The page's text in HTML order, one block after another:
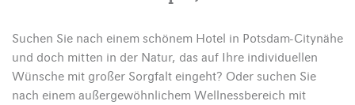
Suchen Sie nach einem schönem Hotel in Potsdam-Citynähe
und doch mitten in der Natur, das auf Ihre individuellen
Wünsche mit großer Sorgfalt eingeht? Oder suchen Sie
nach einem außergewöhnlichem Wellnessbereich mit